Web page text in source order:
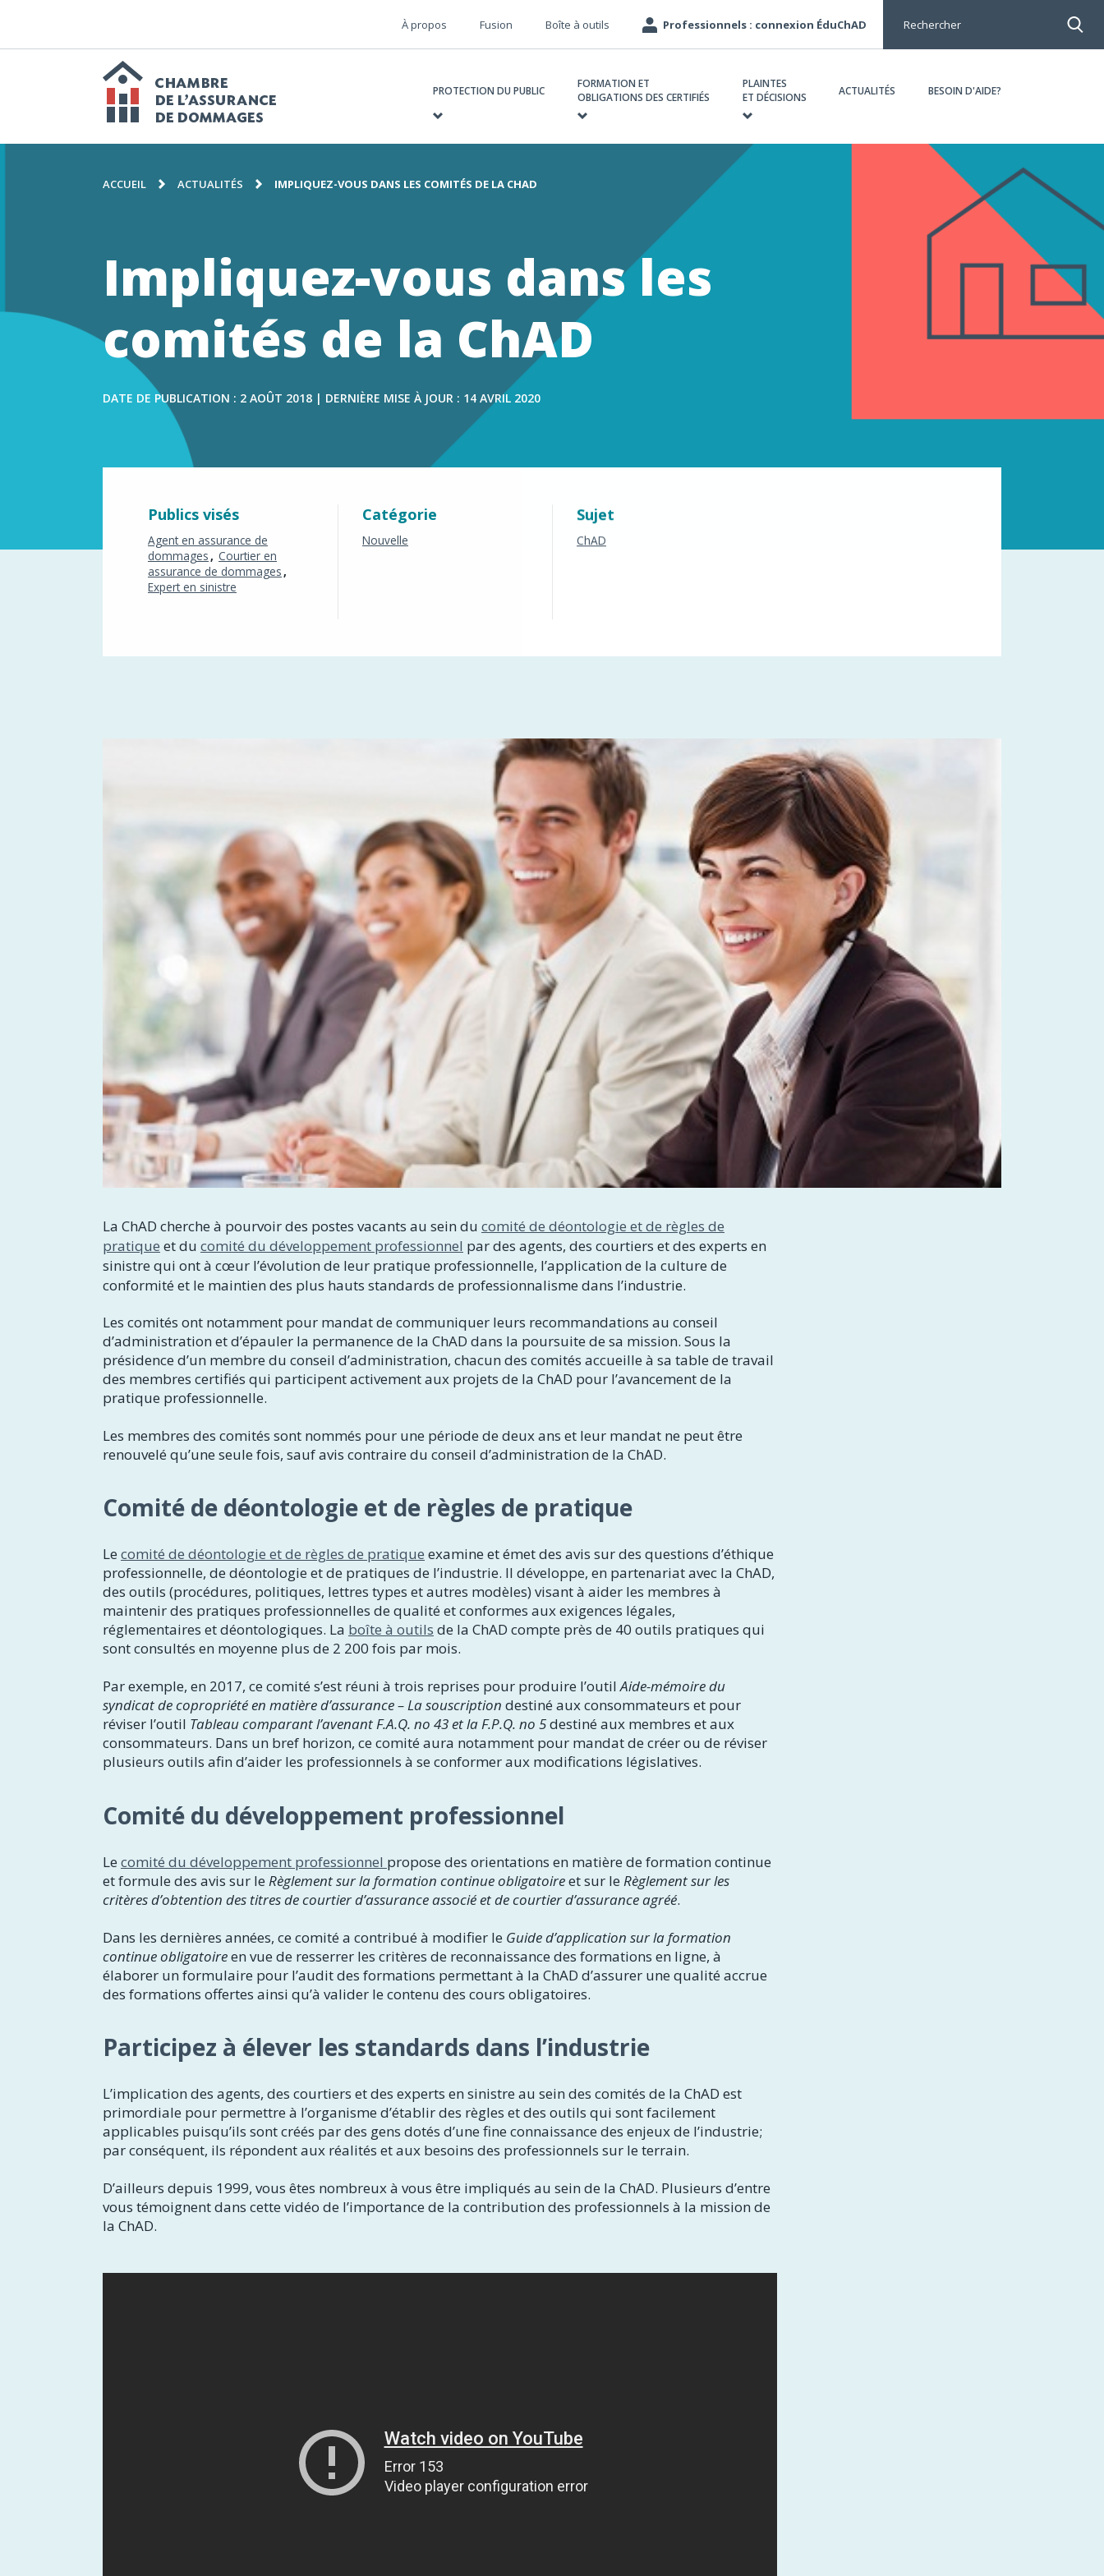
CONTENU
Chambre
de
l'assurance
de
dommages
Rechercher
principale
PROTECTION DU PUBLIC
FORMATION ET
OBLIGATIONS DES CERTIFIÉS
PLAINTES
ET DÉCISIONS
ACTUALITÉS BESOIN D'AIDE?
Méta
navigation
À propos Fusion Boîte à outils Professionnels : connexion ÉduChAD
FIL
ACCUEIL ACTUALITÉS IMPLIQUEZ-VOUS DANS LES COMITÉS DE LA CHAD
Impliquez-vous dans les
comités de la ChAD
DATE DE PUBLICATION : 2 AOÛT 2018 | DERNIÈRE MISE À JOUR : 14 AVRIL 2020
Publics visés
Agent en assurance de
dommages
Courtier en
assurance de dommages
Expert en sinistre
Catégorie
Nouvelle
Sujet
ChAD
La ChAD cherche à pourvoir des postes vacants au sein du comité de déontologie et de règles de
pratique et du comité du développement professionnel par des agents, des courtiers et des experts en
sinistre qui ont à cœur l’évolution de leur pratique professionnelle, l’application de la culture de
conformité et le maintien des plus hauts standards de professionnalisme dans l’industrie.
Les comités ont notamment pour mandat de communiquer leurs recommandations au conseil
d’administration et d’épauler la permanence de la ChAD dans la poursuite de sa mission. Sous la
présidence d’un membre du conseil d’administration, chacun des comités accueille à sa table de travail
des membres certifiés qui participent activement aux projets de la ChAD pour l’avancement de la
pratique professionnelle.
Les membres des comités sont nommés pour une période de deux ans et leur mandat ne peut être
renouvelé qu’une seule fois, sauf avis contraire du conseil d’administration de la ChAD.
Comité de déontologie et de règles de pratique
Le comité de déontologie et de règles de pratique examine et émet des avis sur des questions d’éthique
professionnelle, de déontologie et de pratiques de l’industrie. Il développe, en partenariat avec la ChAD,
des outils (procédures, politiques, lettres types et autres modèles) visant à aider les membres à
maintenir des pratiques professionnelles de qualité et conformes aux exigences légales,
réglementaires et déontologiques. La boîte à outils de la ChAD compte près de 40 outils pratiques qui
sont consultés en moyenne plus de 2 200 fois par mois.
Par exemple, en 2017, ce comité s’est réuni à trois reprises pour produire l’outilAide-mémoire du
syndicat de copropriété en matière d’assurance – La souscription destiné aux consommateurs et pour
réviser l’outil Tableau comparant l’avenant F.A.Q. no 43 et la F.P.Q. no 5destiné aux membres et aux
consommateurs. Dans un bref horizon, ce comité aura notamment pour mandat de créer ou de réviser
plusieurs outils afin d’aider les professionnels à se conformer aux modifications législatives.
Comité du développement professionnel
Le comité du développement professionnel propose des orientations en matière de formation continue
et formule des avis sur le Règlement sur la formation continue obligatoireet sur le Règlement sur les
critères d’obtention des titres de courtier d’assurance associé et de courtier d’assurance agréé.
Dans les dernières années, ce comité a contribué à modifier le Guide d’application sur la formation
continue obligatoireen vue de resserrer les critères de reconnaissance des formations en ligne, à
élaborer un formulaire pour l’audit des formations permettant à la ChAD d’assurer une qualité accrue
des formations offertes ainsi qu’à valider le contenu des cours obligatoires.
Participez à élever les standards dans l’industrie
L’implication des agents, des courtiers et des experts en sinistre au sein des comités de la ChAD est
primordiale pour permettre à l’organisme d’établir des règles et des outils qui sont facilement
applicables puisqu’ils sont créés par des gens dotés d’une fine connaissance des enjeux de l’industrie;
par conséquent, ils répondent aux réalités et aux besoins des professionnels sur le terrain.
D’ailleurs depuis 1999, vous êtes nombreux à vous être impliqués au sein de la ChAD. Plusieurs d’entre
vous témoignent dans cette vidéo de l’importance de la contribution des professionnels à la mission de
la ChAD.